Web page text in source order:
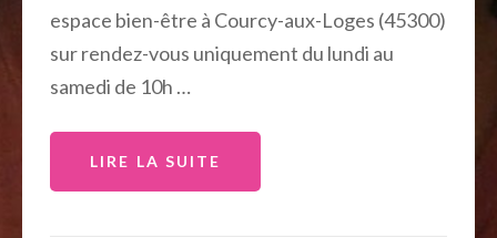
espace bien-être à Courcy-aux-Loges (45300)
sur rendez-vous uniquement du lundi au
samedi de 10h …
LIRE LA SUITE